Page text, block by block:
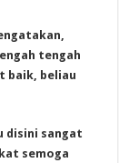
tengah
baik, beliau
disini sangat
semoga